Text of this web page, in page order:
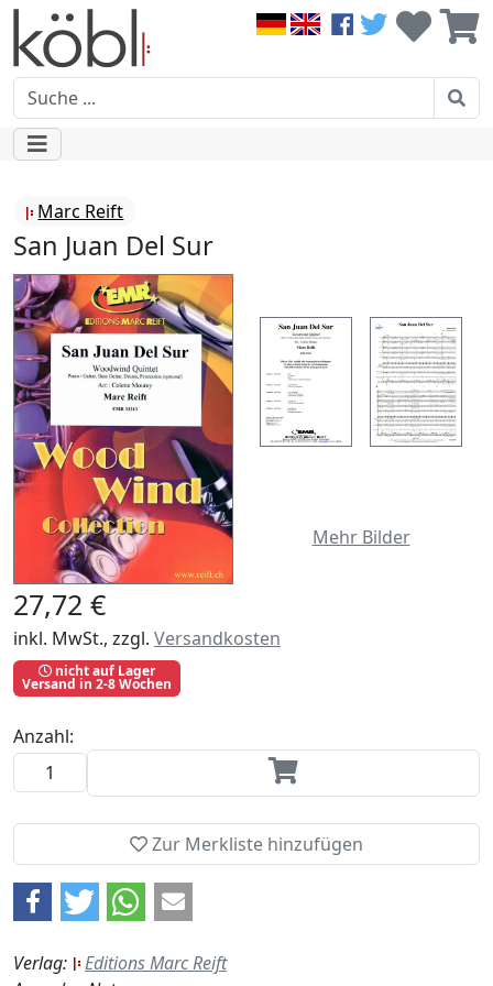
Marc Reift
San Juan Del Sur
Mehr Bilder
Verlag:
Editions Marc Reift
27,72 €
inkl. MwSt., zzgl. Versandkosten
nicht auf Lager
Versand in 2-8 Wochen
Anzahl:
Zur Merkliste hinzufügen